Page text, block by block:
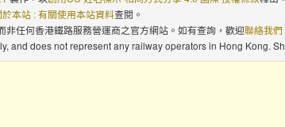
本站 : 有關使用本站資料查閱。
任何香港鐵路服務營運商之官方網站。如有查詢，歡迎聯絡我們
and does not represent any railway operators in Hong Kong.